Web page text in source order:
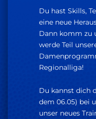
Du hast Skills,
eine neue
Dann komm zu
werde Teil
Regionalliga!
Du kannst dich
dem 06.05) bei
unser neues